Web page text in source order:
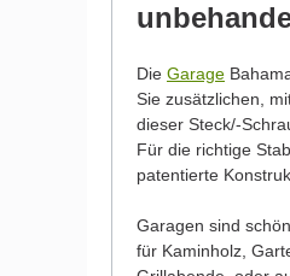
Die Garage
Sie zusätzlichen,
dieser Steck/-
Für die richtige
patentierte
Garagen sind
für Kaminholz,